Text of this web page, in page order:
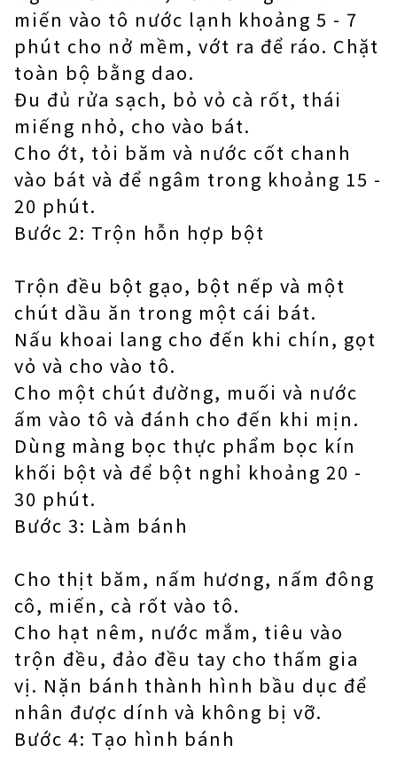
miến vào tô nước lạnh khoảng 5 - 7
phút cho nở mềm, vớt ra để ráo. Chặt
toàn bộ bằng dao.
Đu đủ rửa sạch, bỏ vỏ cà rốt, thái
miếng nhỏ, cho vào bát.
Cho ớt, tỏi băm và nước cốt chanh
vào bát và để ngâm trong khoảng 15 -
20 phút.
Bước 2: Trộn hỗn hợp bột
Trộn đều bột gạo, bột nếp và một
chút dầu ăn trong một cái bát.
Nấu khoai lang cho đến khi chín, gọt
vỏ và cho vào tô.
Cho một chút đường, muối và nước
ấm vào tô và đánh cho đến khi mịn.
Dùng màng bọc thực phẩm bọc kín
khối bột và để bột nghỉ khoảng 20 -
30 phút.
Bước 3: Làm bánh
Cho thịt băm, nấm hương, nấm đông
cô, miến, cà rốt vào tô.
Cho hạt nêm, nước mắm, tiêu vào
trộn đều, đảo đều tay cho thấm gia
vị. Nặn bánh thành hình bầu dục để
nhân được dính và không bị vỡ.
Bước 4: Tạo hình bánh